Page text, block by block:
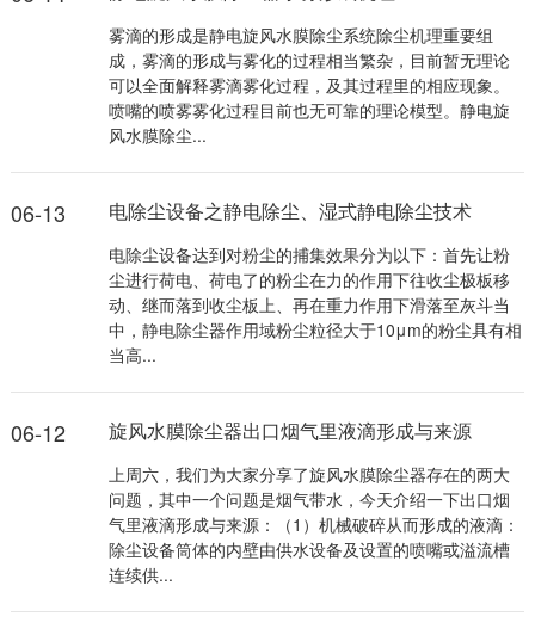
雾滴的形成是静电旋风水膜除尘系统除尘机理重要组
成，雾滴的形成与雾化的过程相当繁杂，目前暂无理论
可以全面解释雾滴雾化过程，及其过程里的相应现象。
喷嘴的喷雾雾化过程目前也无可靠的理论模型。静电旋
风水膜除尘...
06-13 电除尘设备之静电除尘、湿式静电除尘技术
电除尘设备达到对粉尘的捕集效果分为以下：首先让粉
尘进行荷电、荷电了的粉尘在力的作用下往收尘极板移
动、继而落到收尘板上、再在重力作用下滑落至灰斗当
中，静电除尘器作用域粉尘粒径大于10μm的粉尘具有相
当高...
06-12 旋风水膜除尘器出口烟气里液滴形成与来源
上周六，我们为大家分享了旋风水膜除尘器存在的两大
问题，其中一个问题是烟气带水，今天介绍一下出口烟
气里液滴形成与来源：（1）机械破碎从而形成的液滴：
除尘设备筒体的内壁由供水设备及设置的喷嘴或溢流槽
连续供...